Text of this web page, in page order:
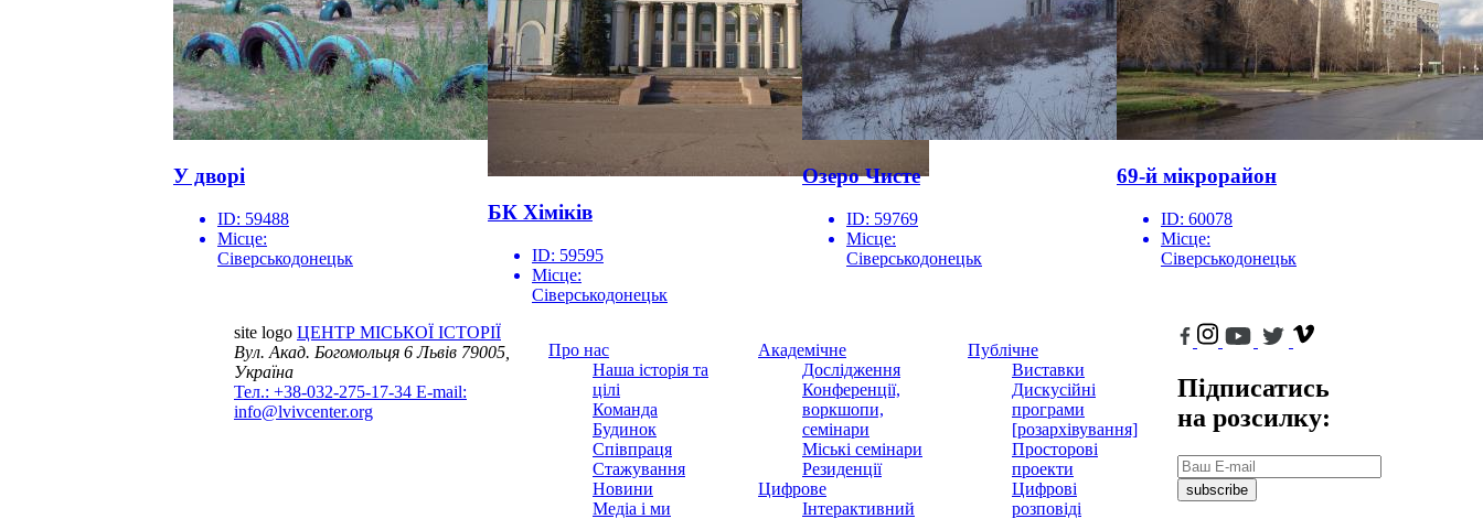
У дворі
ID: 59488
Місце:
Сіверськодонецьк
БК Хіміків
ID: 59595
Місце:
Сіверськодонецьк
Озеро Чисте
ID: 59769
Місце:
Сіверськодонецьк
69-й мікрорайон
ID: 60078
Місце:
Сіверськодонецьк
site logo ЦЕНТР МІСЬКОЇ ІСТОРІЇ
Вул. Акад. Богомольця 6Львів 79005,
Україна
Тел.: +38-032-275-17-34 E-mail:
info@lvivcenter.org
Про нас
Наша історія та
цілі
Команда
Будинок
Співпраця
Стажування
Новини
Медіа і ми
Академічне
Дослідження
Конференції,
воркшопи,
семінари
Міські семінари
Резиденції
Цифрове
Інтерактивний
Публічне
Виставки
Дискусійні
програми
[розархівування]
Просторові
проекти
Цифрові
розповіді
Підписатись
на розсилку:
subscribe